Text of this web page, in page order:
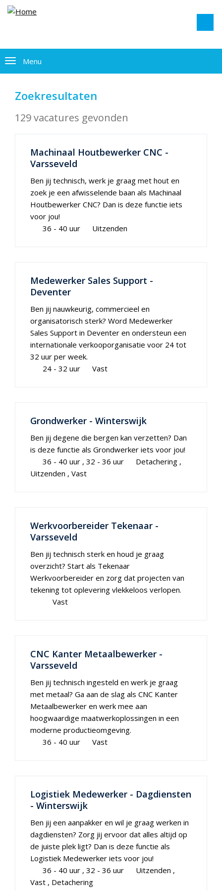
Menu
Zoekresultaten
129 vacatures gevonden
Machinaal Houtbewerker CNC -
Varsseveld
Ben jij technisch, werk je graag met hout en
zoek je een afwisselende baan als Machinaal
Houtbewerker CNC? Dan is deze functie iets
voor jou!
36 - 40 uur
Uitzenden
Medewerker Sales Support -
Deventer
Ben jij nauwkeurig, commercieel en
organisatorisch sterk? Word Medewerker
Sales Support in Deventer en ondersteun een
internationale verkooporganisatie voor 24 tot
32 uur per week.
24 - 32 uur
Vast
Grondwerker - Winterswijk
Ben jij degene die bergen kan verzetten? Dan
is deze functie als Grondwerker iets voor jou!
36 - 40 uur 32 - 36 uur
Detachering
Uitzenden
Vast
Werkvoorbereider Tekenaar -
Varsseveld
Ben jij technisch sterk en houd je graag
overzicht? Start als Tekenaar
Werkvoorbereider en zorg dat projecten van
tekening tot oplevering vlekkeloos verlopen.
Vast
CNC Kanter Metaalbewerker -
Varsseveld
Ben jij technisch ingesteld en werk je graag
met metaal? Ga aan de slag als CNC Kanter
Metaalbewerker en werk mee aan
hoogwaardige maatwerkoplossingen in een
moderne productieomgeving.
36 - 40 uur
Vast
Logistiek Medewerker - Dagdiensten
- Winterswijk
Ben jij een aanpakker en wil je graag werken in
dagdiensten? Zorg jij ervoor dat alles altijd op
de juiste plek ligt? Dan is deze functie als
Logistiek Medewerker iets voor jou!
36 - 40 uur 32 - 36 uur
Uitzenden
Vast
Detachering